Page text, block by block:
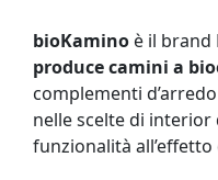
bioKaminoè il brand
produce camini a
complementi
nelle scelte di interior
funzionalità